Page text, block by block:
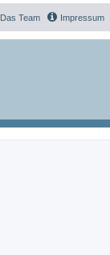
Impressum
Das Team